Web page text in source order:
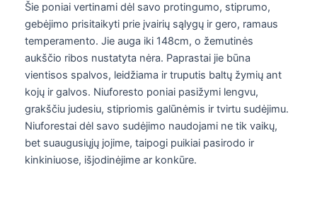
Šie poniai vertinami dėl savo protingumo, stiprumo,
gebėjimo prisitaikyti prie įvairių sąlygų ir gero, ramaus
temperamento. Jie auga iki 148cm, o žemutinės
aukščio ribos nustatyta nėra. Paprastai jie būna
vientisos spalvos, leidžiama ir truputis baltų žymių ant
kojų ir galvos. Niuforesto poniai pasižymi lengvu,
grakščiu judesiu, stipriomis galūnėmis ir tvirtu sudėjimu.
Niuforestai dėl savo sudėjimo naudojami ne tik vaikų,
bet suaugusiųjų jojime, taipogi puikiai pasirodo ir
kinkiniuose, išjodinėjime ar konkūre.